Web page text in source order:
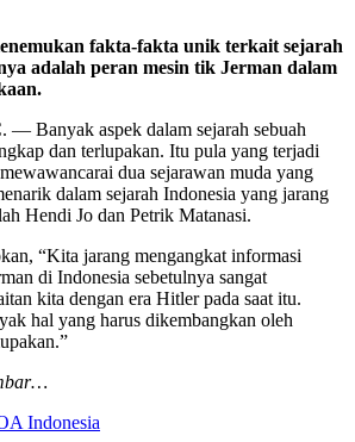
fakta-fakta unik terkait sejarah
adalah peran mesin tik Jerman dalam
Banyak aspek dalam sejarah sebuah
dan terlupakan. Itu pula yang terjadi
dua sejarawan muda yang
dalam sejarah Indonesia yang jarang
Hendi Jo dan Petrik Matanasi.
“Kita jarang mengangkat informasi
di Indonesia sebetulnya sangat
kita dengan era Hitler pada saat itu.
hal yang harus dikembangkan oleh
Indonesia